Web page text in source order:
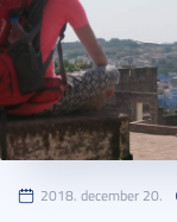
2018. december 20.